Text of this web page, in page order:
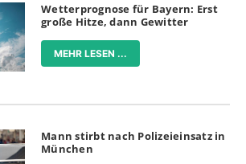
Wetterprognose für Bayern: Erst
große Hitze, dann Gewitter
MEHR LESEN ...
Mann stirbt nach Polizeieinsatz in
München